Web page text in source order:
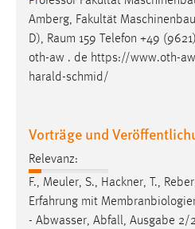
Amberg, Fakultät
D), Raum 159 Telefon +49
oth-aw . de https://www.oth-
harald-schmid/
Vorträge und
Relevanz:
F., Meuler, S., Hackner, T.,
Erfahrung mit
- Abwasser, Abfall, Ausgabe 2/